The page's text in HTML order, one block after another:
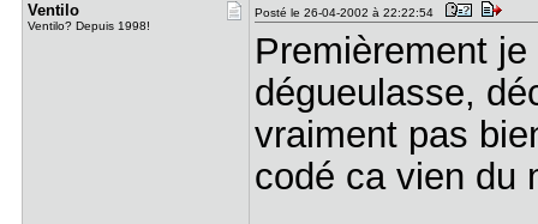
Ventilo
Ventilo? Depuis 1998!
Posté le 26-04-2002 à 22:22:54
Premièrement
dégueulasse,
vraiment pas
codé ca vien